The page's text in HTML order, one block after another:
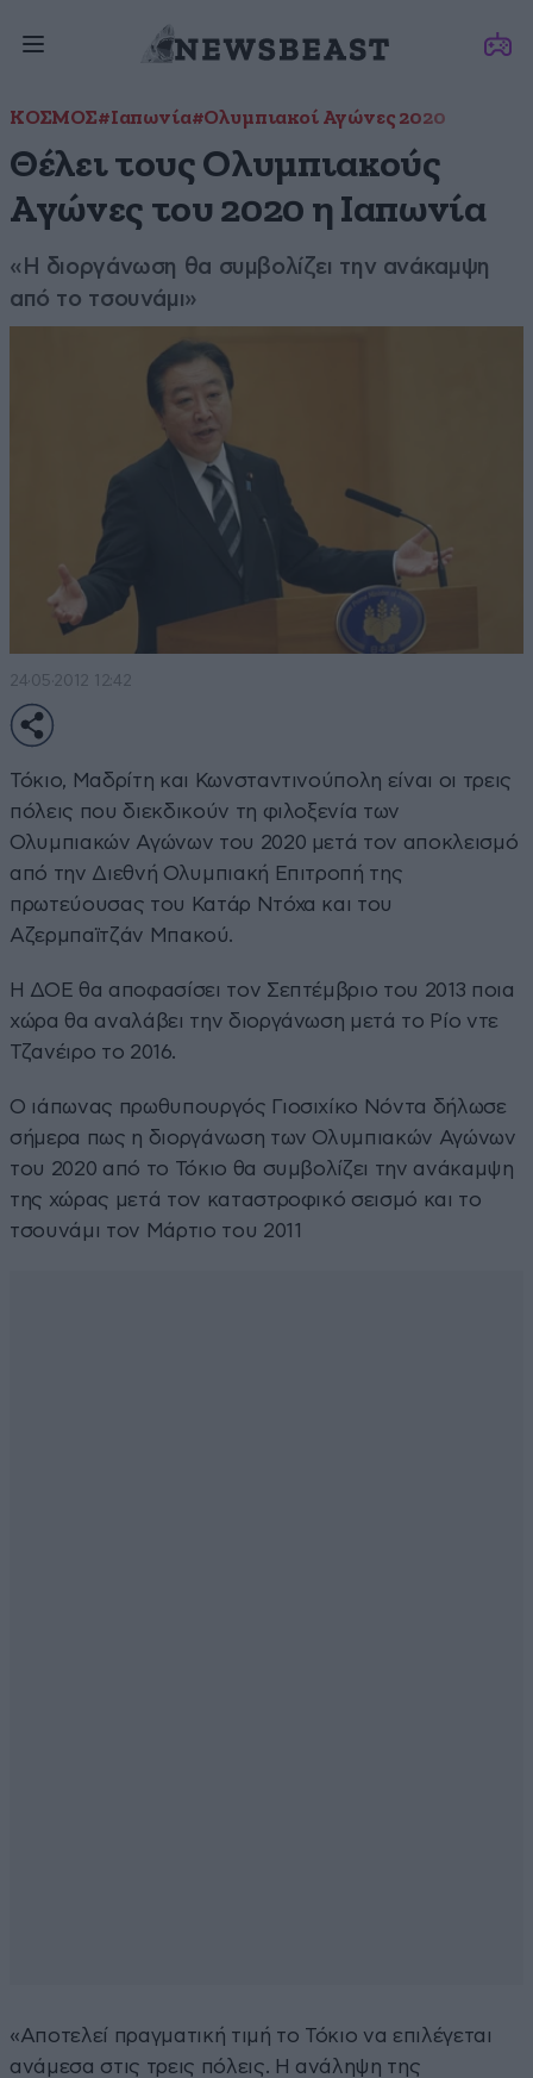
ΚΟΣΜΟΣ#Ιαπωνία#Ολυμπιακοί Αγώνες 2020
Θέλει τους Ολυμπιακούς
Αγώνες του 2020 η Ιαπωνία
«Η διοργάνωση θα συμβολίζει την ανάκαμψη
από το τσουνάμι»
24·05·2012 12:42
Τόκιο, Μαδρίτη και Κωνσταντινούπολη είναι οι τρεις
πόλεις που διεκδικούν τη φιλοξενία των
Ολυμπιακών Αγώνων του 2020 μετά τον αποκλεισμό
από την Διεθνή Ολυμπιακή Επιτροπή της
πρωτεύουσας του Κατάρ Ντόχα και του
Αζερμπαϊτζάν Μπακού.
Η ΔΟΕ θα αποφασίσει τον Σεπτέμβριο του 2013 ποια
χώρα θα αναλάβει την διοργάνωση μετά το Ρίο ντε
Τζανέιρο το 2016.
Ο ιάπωνας πρωθυπουργός Γιοσιχίκο Νόντα δήλωσε
σήμερα πως η διοργάνωση των Ολυμπιακών Αγώνων
του 2020 από το Τόκιο θα συμβολίζει την ανάκαμψη
της χώρας μετά τον καταστροφικό σεισμό και το
τσουνάμι τον Μάρτιο του 2011
«Αποτελεί πραγματική τιμή το Τόκιο να επιλέγεται
ανάμεσα στις τρεις πόλεις. Η ανάληψη της